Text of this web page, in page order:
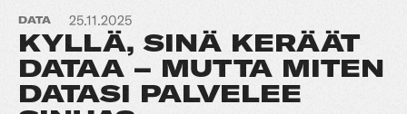
DATA 25.11.2025
KYLLÄ, SINÄ KERÄÄT
DATAA – MUTTA MITEN
DATASI PALVELEE